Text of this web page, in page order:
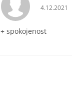
4.12.2021
+ spokojenost